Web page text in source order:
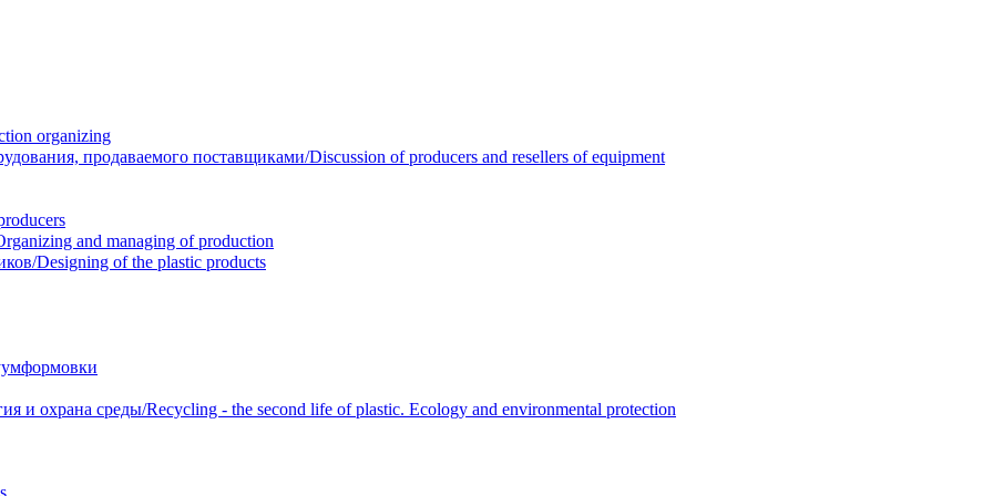
organizing
продаваемого поставщиками/Discussion of producers and resellers of equipment
and managing of production
Designing of the plastic products
и охрана среды/Recycling - the second life of plastic. Ecology and environmental protection